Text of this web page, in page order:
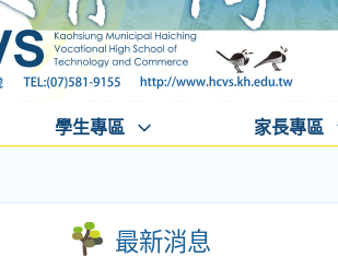
學生專區 家長專區
最新消息